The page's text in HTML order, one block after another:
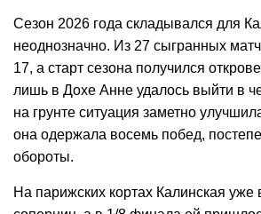
Сезон 2026 года складывался для
неоднозначно. Из 27 сыгранных
17, а старт сезона получился
лишь в Дохе Анне удалось выйти в
на грунте ситуация заметно
она одержала восемь побед,
обороты.
На парижских кортах Калинская